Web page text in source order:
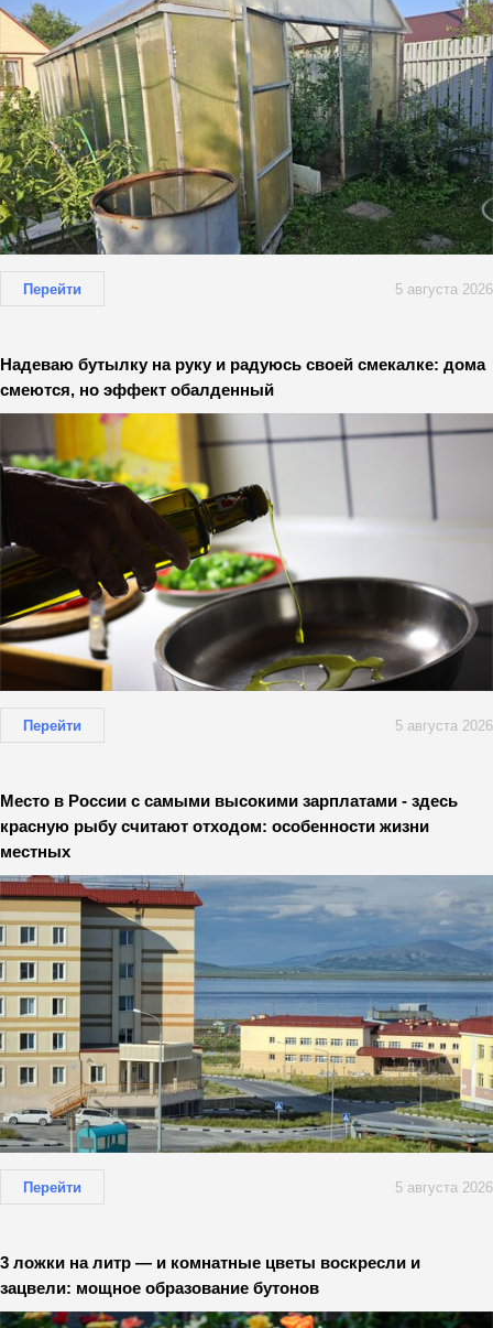
Перейти 5 августа 2026
Надеваю бутылку на руку и радуюсь своей смекалке: дома
смеются, но эффект обалденный
Перейти 5 августа 2026
Место в России с самыми высокими зарплатами - здесь
красную рыбу считают отходом: особенности жизни
местных
Перейти 5 августа 2026
3 ложки на литр — и комнатные цветы воскресли и
зацвели: мощное образование бутонов